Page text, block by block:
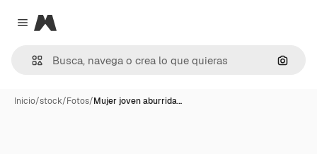
Close menu
Magnific
Inicio/stock/Fotos/Mujer joven aburrida…